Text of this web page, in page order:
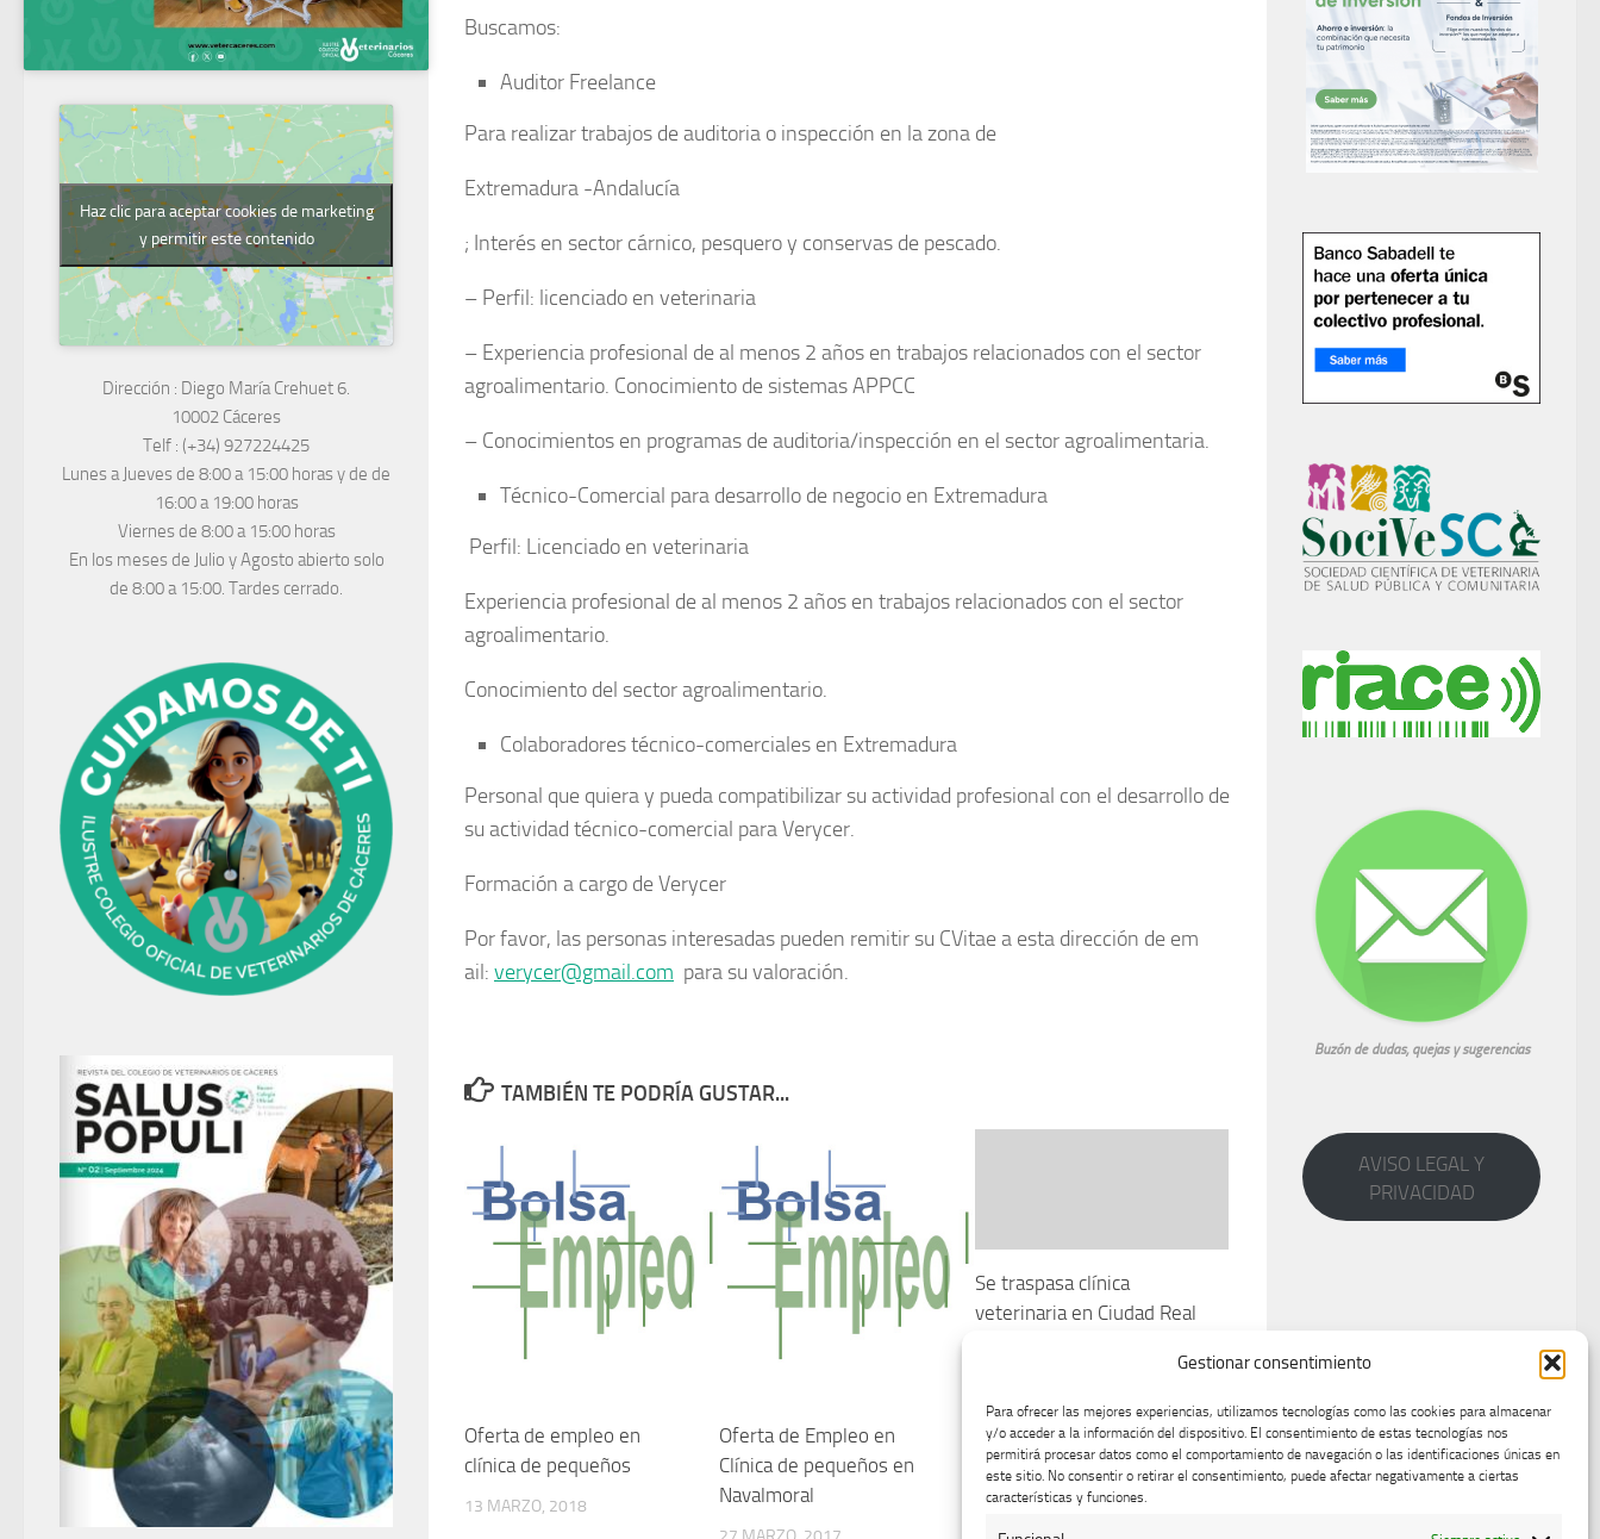
Gestionar consentimiento
Para ofrecer las mejores experiencias, utilizamos tecnologías como las cookies para almacenar
y/o acceder a la información del dispositivo. El consentimiento de estas tecnologías nos
permitirá procesar datos como el comportamiento de navegación o las identificaciones únicas en
este sitio. No consentir o retirar el consentimiento, puede afectar negativamente a ciertas
características y funciones.
Buscamos:
Auditor Freelance
Para realizar trabajos de auditoria o inspección en la zona de
Extremadura -Andalucía
; Interés en sector cárnico, pesquero y conservas de pescado.
– Perfil: licenciado en veterinaria
– Experiencia profesional de al menos 2 años en trabajos relacionados con el sector
agroalimentario. Conocimiento de sistemas APPCC
– Conocimientos en programas de auditoria/inspección en el sector agroalimentaria.
Técnico-Comercial para desarrollo de negocio en Extremadura
Perfil: Licenciado en veterinaria
Experiencia profesional de al menos 2 años en trabajos relacionados con el sector
agroalimentario.
Conocimiento del sector agroalimentario.
Colaboradores técnico-comerciales en Extremadura
Personal que quiera y pueda compatibilizar su actividad profesional con el desarrollo de
su actividad técnico-comercial para Verycer.
Formación a cargo de Verycer
Por favor, las personas interesadas pueden remitir su CVitae a esta dirección de em
ail: verycer@gmail.com para su valoración.
TAMBIÉN TE PODRÍA GUSTAR...
Oferta de empleo en
clínica de pequeños
13 MARZO, 2018
Oferta de Empleo en
Clínica de pequeños en
Navalmoral
Se traspasa clínica
veterinaria en Ciudad Real
Haz clic para aceptar cookies de marketing
y permitir este contenido
Dirección : Diego María Crehuet 6.
10002 Cáceres
Telf : (+34) 927224425
Lunes a Jueves de 8:00 a 15:00 horas y de de
16:00 a 19:00 horas
Viernes de 8:00 a 15:00 horas
En los meses de Julio y Agosto abierto solo
de 8:00 a 15:00. Tardes cerrado.
Buzón de dudas, quejas y sugerencias
AVISO LEGAL Y
PRIVACIDAD